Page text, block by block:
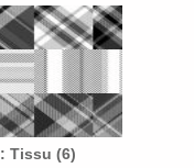
: Tissu (6)